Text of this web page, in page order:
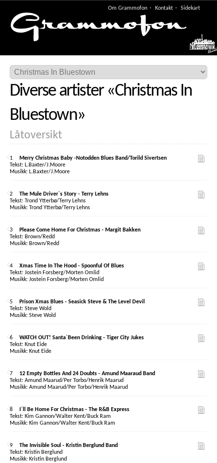
Om Grammofon Kontakt Sidekart
Meny
Diverse artister«Christmas In
Bluestown»
Låtoversikt
1
Merry Christmas Baby -Notodden Blues Band/Torild Sivertsen
L.Baxter/J.Moore
L.Baxter/J.Moore
2
The Mule Driver`s Story - Terry Lehns
Trond Ytterbø/Terry Lehns
Trond Ytterbø/Terry Lehns
3
Please Come Home For Christmas - Margit Bakken
Brown/Redd
Brown/Redd
4
Xmas Time In The Hood - Spoonful Of Blues
Jostein Forsberg/Morten Omlid
Jostein Forsberg/Morten Omlid
5
Prison Xmas Blues - Seasick Steve & The Level Devil
Steve Wold
Steve Wold
6
WATCH OUT! Santa`Been Drinking - Tiger City Jukes
Knut Eide
Knut Eide
7
12 Empty Bottles And 24 Doubts - Amund Maaraud Band
Amund Maarud/Per Torbo/Henrik Maarud
Amund Maarud/Per Torbo/Henrik Maarud
8
I`ll Be Home For Christmas - The R&B Express
Kim Gannon/Walter Kent/Buck Ram
Kim Gannon/Walter Kent/Buck Ram
9
The Invisible Soul - Kristin Berglund Band
Kristin Berglund
Kristin Berglund